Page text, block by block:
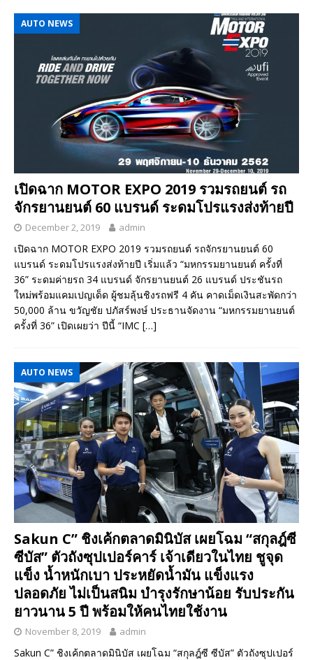
AUTO NEWS
เปิดฉาก MOTOR EXPO 2019 รวมรถยนต์ รถ
จักรยานยนต์ 60 แบรนด์ ระดมโปรแรงส่งท้ายปี
December 2, 2019 admin
เปิดฉาก MOTOR EXPO 2019 รวมรถยนต์ รถจักรยานยนต์ 60
แบรนด์ ระดมโปรแรงส่งท้ายปี เริ่มแล้ว “มหกรรมยานยนต์ ครั้งที่
36” ระดมค่ายรถ 34 แบรนด์ จักรยานยนต์ 26 แบรนด์ ประชันรถ
ใหม่พร้อมแคมเปญเด็ด ผู้ชมลุ้นชิงรถฟรี 4 คัน คาดเม็ดเงินสะพัดกว่า
50,000 ล้าน ขวัญชัย ปภัสร์พงษ์ ประธานจัดงาน “มหกรรมยานยนต์
ครั้งที่ 36” เปิดเผยว่า ปีนี้ “IMC […]
AUTO NEWS
Sakun C” ชิงเค้กตลาดมินิบัส เผยโฉม “สกุลฎ์ซี
ซีบัส” ตัวถังซุปเปอร์คาร์ เจ้าเดียวในไทย ชูจุด
แข็ง น้ำหนักเบา ประหยัดน้ำมัน แข็งแรง
ปลอดภัย ไม่เป็นสนิม บำรุงรักษาน้อย รับประกัน
ยาวนาน 5 ปี พร้อมให้คนไทยใช้งาน
November 8, 2019 admin
Sakun C” ชิงเค้กตลาดมินิบัส เผยโฉม “สกุลฎ์ซี ซีบัส” ตัวถังซุปเปอร์